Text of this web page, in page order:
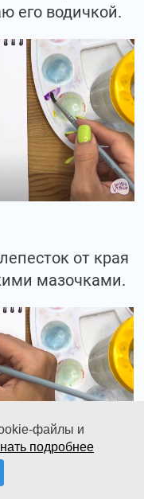
его водичкой.
от края
мазочками.
файлы и
подробнее